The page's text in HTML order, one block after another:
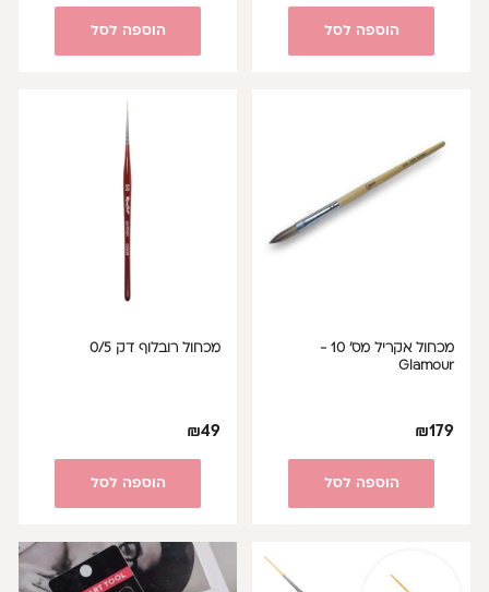
הוספה לסל הוספה לסל
מכחול אקריל מס' 10 -
Glamour
₪179
הוספה לסל
מכחול רובלוף דק 0/5
₪49
הוספה לסל